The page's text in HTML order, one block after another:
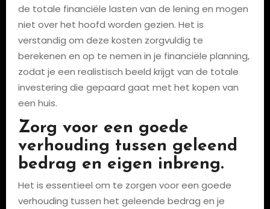
de totale financiële lasten van de lening en mogen
niet over het hoofd worden gezien. Het is
verstandig om deze kosten zorgvuldig te
berekenen en op te nemen in je financiële planning,
zodat je een realistisch beeld krijgt van de totale
investering die gepaard gaat met het kopen van
een huis.
Zorg voor een goede
verhouding tussen geleend
bedrag en eigen inbreng.
Het is essentieel om te zorgen voor een goede
verhouding tussen het geleende bedrag en je